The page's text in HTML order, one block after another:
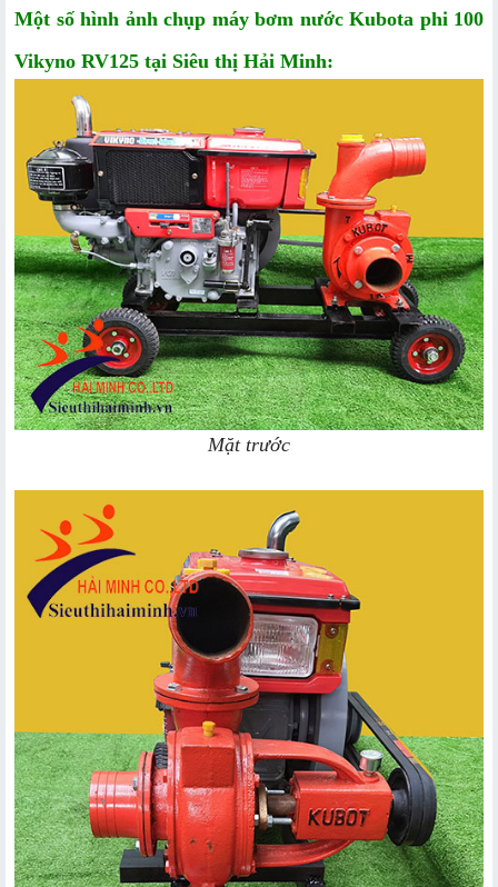
Một số hình ảnh chụp máy bơm nước Kubota phi 100
Vikyno RV125 tại Siêu thị Hải Minh:
Mặt trước